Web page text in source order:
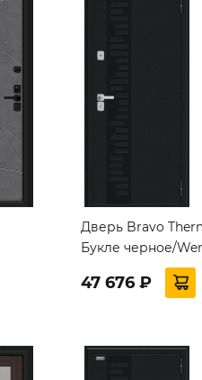
Дверь Bravo
Букле черное/
47 676 ₽